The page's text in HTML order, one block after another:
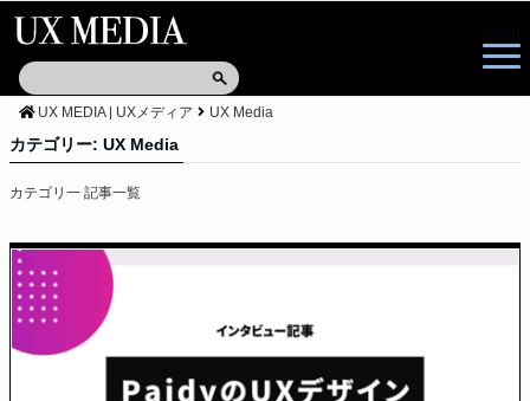
UX MEDIA | UXメディア UX Media
カテゴリー: UX Media
カテゴリ一 記事一覧